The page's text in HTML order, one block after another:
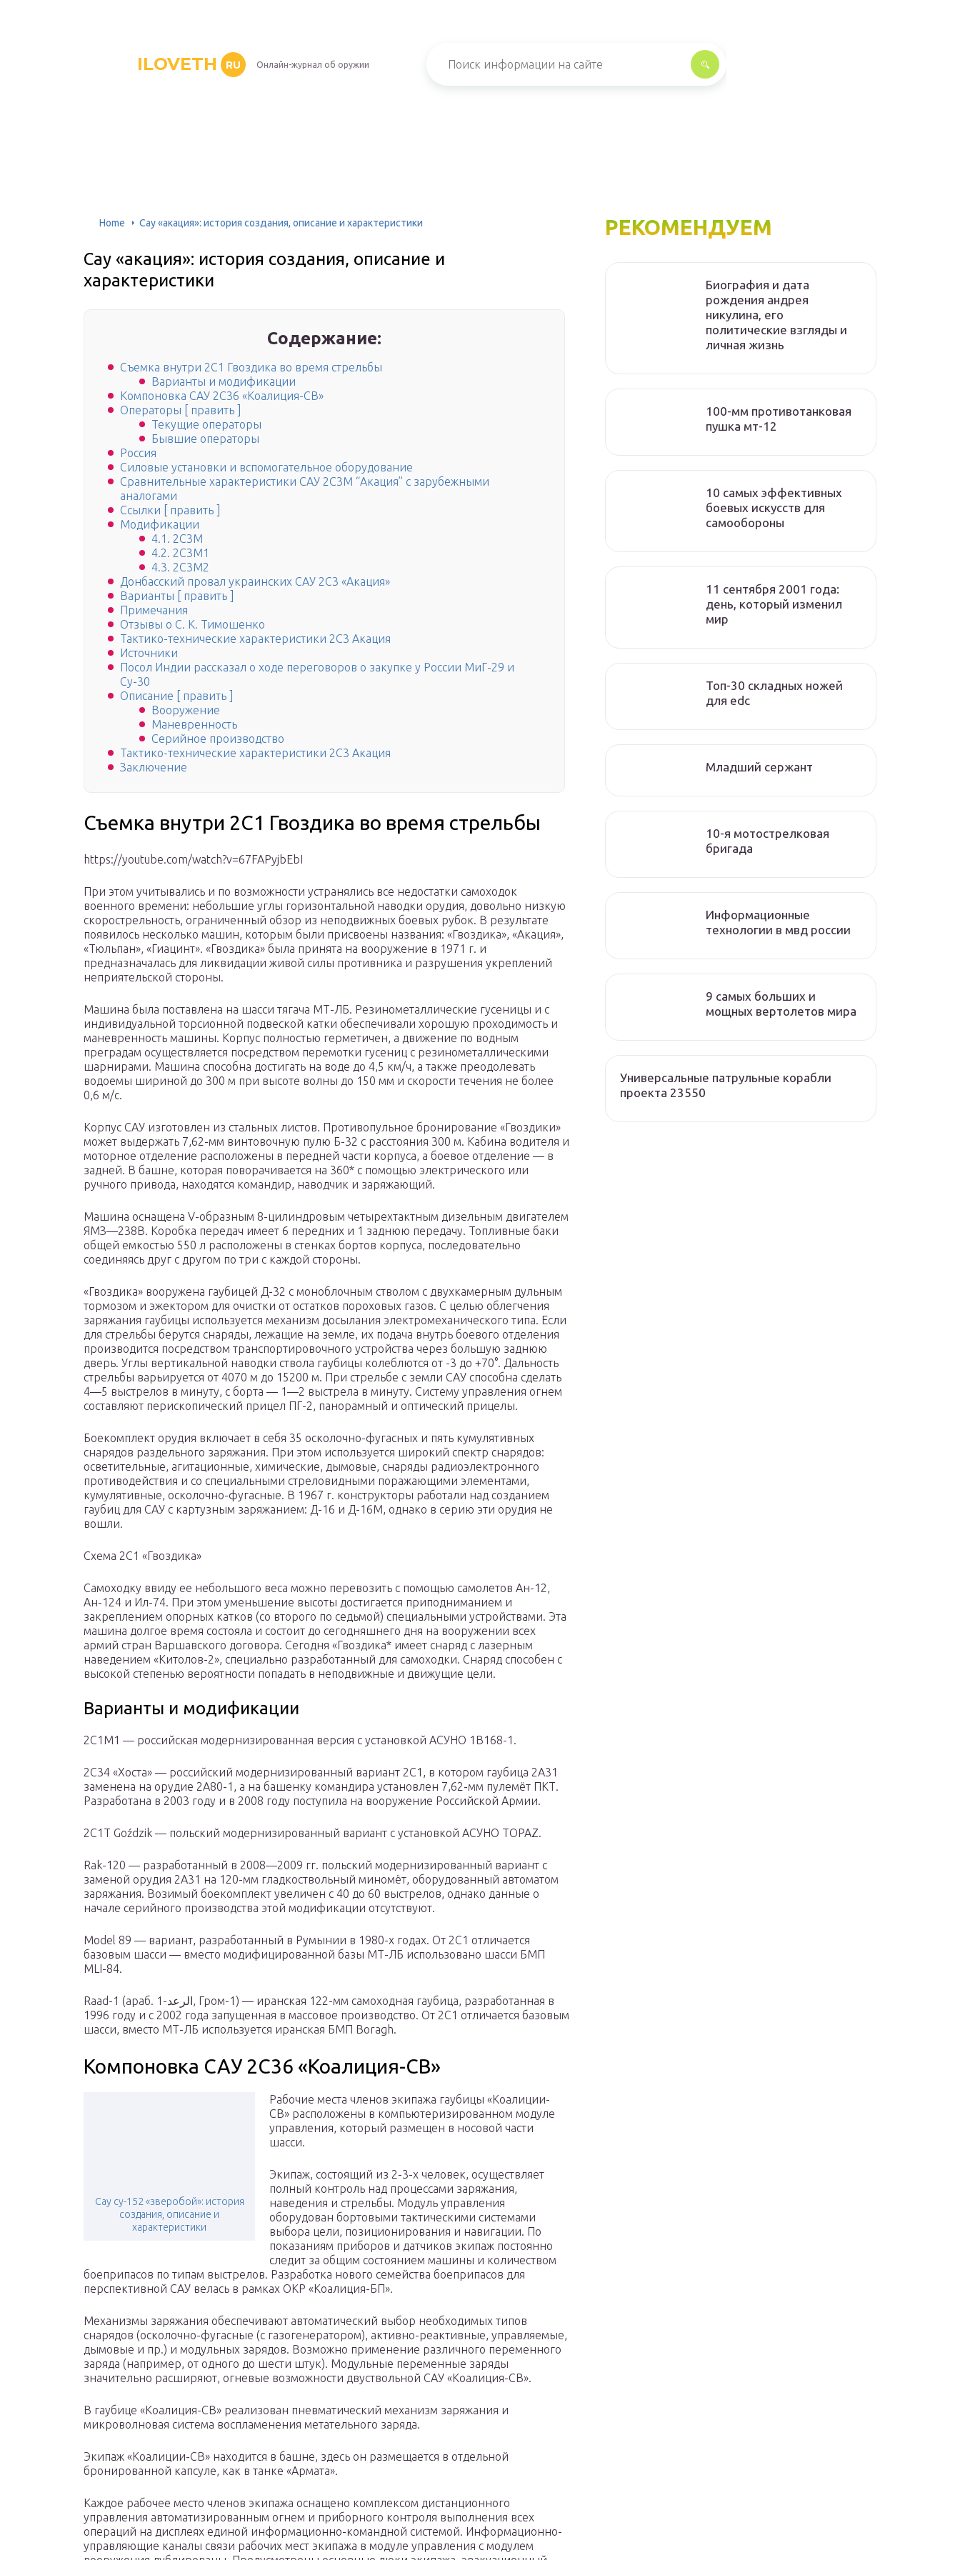
ILOVETH RU Онлайн-журнал об оружии
Home Сау «акация»: история создания, описание и характеристики
Сау «акация»: история создания, описание и
характеристики
Содержание:
Съемка внутри 2С1 Гвоздика во время стрельбы
Варианты и модификации
Компоновка САУ 2С36 «Коалиция-СВ»
Операторы [ править ]
Текущие операторы
Бывшие операторы
Россия
Силовые установки и вспомогательное оборудование
Сравнительные характеристики САУ 2С3М “Акация” с зарубежными
аналогами
Ссылки [ править ]
Модификации
4.1. 2С3М
4.2. 2С3М1
4.3. 2С3М2
Донбасский провал украинских САУ 2С3 «Акация»
Варианты [ править ]
Примечания
Отзывы о С. К. Тимошенко
Тактико-технические характеристики 2С3 Акация
Источники
Посол Индии рассказал о ходе переговоров о закупке у России МиГ-29 и
Су-30
Описание [ править ]
Вооружение
Маневренность
Серийное производство
Тактико-технические характеристики 2С3 Акация
Заключение
Съемка внутри 2С1 Гвоздика во время стрельбы
https://youtube.com/watch?v=67FAPyjbEbI
При этом учитывались и по возможности устранялись все недостатки самоходок
военного времени: небольшие углы горизонтальной наводки орудия, довольно низкую
скорострельность, ограниченный обзор из неподвижных боевых рубок. В результате
появилось несколько машин, которым были присвоены названия: «Гвоздика», «Акация»,
«Тюльпан», «Гиацинт». «Гвоздика» была принята на вооружение в 1971 г. и
предназначалась для ликвидации живой силы противника и разрушения укреплений
неприятельской стороны.
Машина была поставлена на шасси тягача МТ-ЛБ. Резинометаллические гусеницы и с
индивидуальной торсионной подвеской катки обеспечивали хорошую проходимость и
маневренность машины. Корпус полностью герметичен, а движение по водным
преградам осуществляется посредством перемотки гусениц с резинометаллическими
шарнирами. Машина способна достигать на воде до 4,5 км/ч, а также преодолевать
водоемы шириной до 300 м при высоте волны до 150 мм и скорости течения не более
0,6 м/с.
Корпус САУ изготовлен из стальных листов. Противопульное бронирование «Гвоздики»
может выдержать 7,62-мм винтовочную пулю Б-32 с расстояния 300 м. Кабина водителя и
моторное отделение расположены в передней части корпуса, а боевое отделение — в
задней. В башне, которая поворачивается на 360* с помощью электрического или
ручного привода, находятся командир, наводчик и заряжающий.
Машина оснащена V-образным 8-цилиндровым четырехтактным дизельным двигателем
ЯМЗ—238В. Коробка передач имеет 6 передних и 1 заднюю передачу. Топливные баки
общей емкостью 550 л расположены в стенках бортов корпуса, последовательно
соединяясь друг с другом по три с каждой стороны.
«Гвоздика» вооружена гаубицей Д-32 с моноблочным стволом с двухкамерным дульным
тормозом и эжектором для очистки от остатков пороховых газов. С целью облегчения
заряжания гаубицы используется механизм досылания электромеханического типа. Если
для стрельбы берутся снаряды, лежащие на земле, их подача внутрь боевого отделения
производится посредством транспортировочного устройства через большую заднюю
дверь. Углы вертикальной наводки ствола гаубицы колеблются от -3 до +70°. Дальность
стрельбы варьируется от 4070 м до 15200 м. При стрельбе с земли САУ способна сделать
4—5 выстрелов в минуту, с борта — 1—2 выстрела в минуту. Систему управления огнем
составляют перископический прицел ПГ-2, панорамный и оптический прицелы.
Боекомплект орудия включает в себя 35 осколочно-фугасных и пять кумулятивных
снарядов раздельного заряжания. При этом используется широкий спектр снарядов:
осветительные, агитационные, химические, дымовые, снаряды радиоэлектронного
противодействия и со специальными стреловидными поражающими элементами,
кумулятивные, осколочно-фугасные. В 1967 г. конструкторы работали над созданием
гаубиц для САУ с картузным заряжанием: Д-16 и Д-16М, однако в серию эти орудия не
вошли.
Схема 2С1 «Гвоздика»
Самоходку ввиду ее небольшого веса можно перевозить с помощью самолетов Ан-12,
Ан-124 и Ил-74. При этом уменьшение высоты достигается приподниманием и
закреплением опорных катков (со второго по седьмой) специальными устройствами. Эта
машина долгое время состояла и состоит до сегодняшнего дня на вооружении всех
армий стран Варшавского договора. Сегодня «Гвоздика* имеет снаряд с лазерным
наведением «Китолов-2», специально разработанный для самоходки. Снаряд способен с
высокой степенью вероятности попадать в неподвижные и движущие цели.
Варианты и модификации
2С1М1 — российская модернизированная версия с установкой АСУНО 1В168-1.
2С34 «Хоста» — российский модернизированный вариант 2С1, в котором гаубица 2А31
заменена на орудие 2А80-1, а на башенку командира установлен 7,62-мм пулемёт ПКТ.
Разработана в 2003 году и в 2008 году поступила на вооружение Российской Армии.
2C1T Goździk — польский модернизированный вариант с установкой АСУНО TOPAZ.
Rak-120 — разработанный в 2008—2009 гг. польский модернизированный вариант с
заменой орудия 2А31 на 120-мм гладкоствольный миномёт, оборудованный автоматом
заряжания. Возимый боекомплект увеличен с 40 до 60 выстрелов, однако данные о
начале серийного производства этой модификации отсутствуют.
Model 89 — вариант, разработанный в Румынии в 1980-х годах. От 2С1 отличается
базовым шасси — вместо модифицированной базы МТ-ЛБ использовано шасси БМП
MLI-84.
Raad-1 (араб. الرعد-1‎, Гром-1) — иранская 122-мм самоходная гаубица, разработанная в
1996 году и с 2002 года запущенная в массовое производство. От 2С1 отличается базовым
шасси, вместо МТ-ЛБ используется иранская БМП Boragh.
Компоновка САУ 2С36 «Коалиция-СВ»
Сау су-152 «зверобой»: история
создания, описание и
характеристики
Рабочие места членов экипажа гаубицы «Коалиции-
СВ» расположены в компьютеризированном модуле
управления, который размещен в носовой части
шасси.
Экипаж, состоящий из 2-3-х человек, осуществляет
полный контроль над процессами заряжания,
наведения и стрельбы. Модуль управления
оборудован бортовыми тактическими системами
выбора цели, позиционирования и навигации. По
показаниям приборов и датчиков экипаж постоянно
следит за общим состоянием машины и количеством
боеприпасов по типам выстрелов. Разработка нового семейства боеприпасов для
перспективной САУ велась в рамках ОКР «Коалиция-БП».
Механизмы заряжания обеспечивают автоматический выбор необходимых типов
снарядов (осколочно-фугасные (с газогенератором), активно-реактивные, управляемые,
дымовые и пр.) и модульных зарядов. Возможно применение различного переменного
заряда (например, от одного до шести штук). Модульные переменные заряды
значительно расширяют, огневые возможности двуствольной САУ «Коалиция-СВ».
В гаубице «Коалиция-СВ» реализован пневматический механизм заряжания и
микроволновая система воспламенения метательного заряда.
Экипаж «Коалиции-СВ» находится в башне, здесь он размещается в отдельной
бронированной капсуле, как в танке «Армата».
Каждое рабочее место членов экипажа оснащено комплексом дистанционного
управления автоматизированным огнем и приборного контроля выполнения всех
операций на дисплеях единой информационно-командной системой. Информационно-
управляющие каналы связи рабочих мест экипажа в модуле управления с модулем
РЕКОМЕНДУЕМ
Биография и дата
рождения андрея
никулина, его
политические взгляды и
личная жизнь
100-мм противотанковая
пушка мт-12
10 самых эффективных
боевых искусств для
самообороны
11 сентября 2001 года:
день, который изменил
мир
Топ-30 складных ножей
для edc
Младший сержант
10-я мотострелковая
бригада
Информационные
технологии в мвд россии
9 самых больших и
мощных вертолетов мира
Универсальные патрульные корабли
проекта 23550